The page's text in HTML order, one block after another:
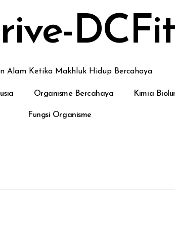
Alam Ketika Makhluk Hidup Bercahaya
Organisme Bercahaya Kimia
Fungsi Organisme